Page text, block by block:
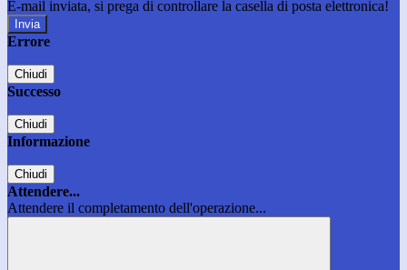
E-mail inviata, si prega di controllare la casella di posta elettronica!
Errore
Chiudi
Successo
Chiudi
Informazione
Chiudi
Attendere...
Attendere il completamento dell'operazione...